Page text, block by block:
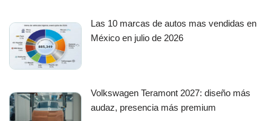
Las 10 marcas de autos mas vendidas en
México en julio de 2026
Volkswagen Teramont 2027: diseño más
audaz, presencia más premium